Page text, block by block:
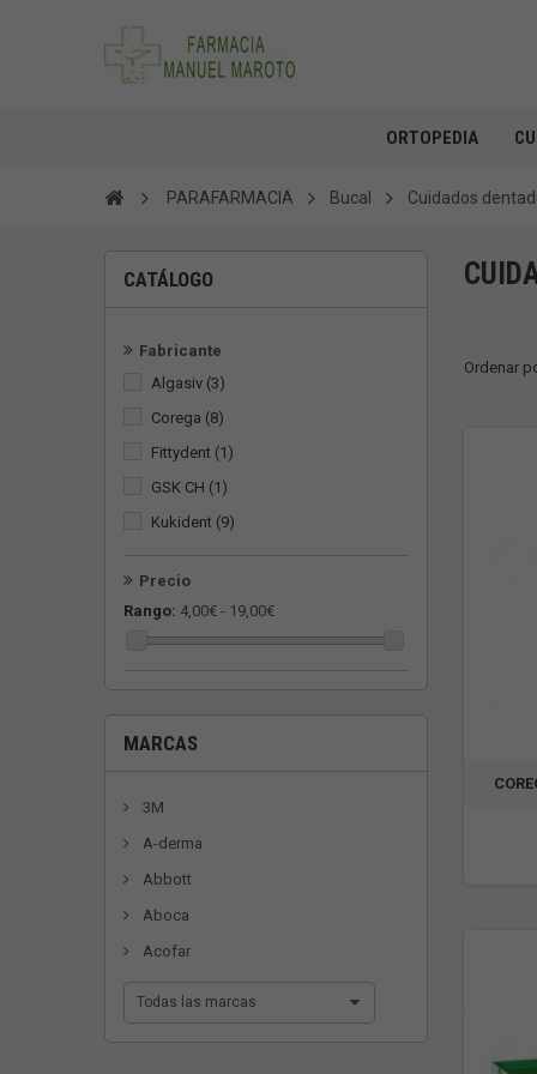
ORTOPEDIA
PARAFARMACIA Bucal Cuidados
CATÁLOGO
Fabricante
Algasiv (3)
Corega (8)
Fittydent (1)
GSK CH (1)
Kukident (9)
Precio
Rango: 4,00€ - 19,00€
MARCAS
3M
A-derma
Abbott
Aboca
Acofar
Todas las marcas
Ordenar